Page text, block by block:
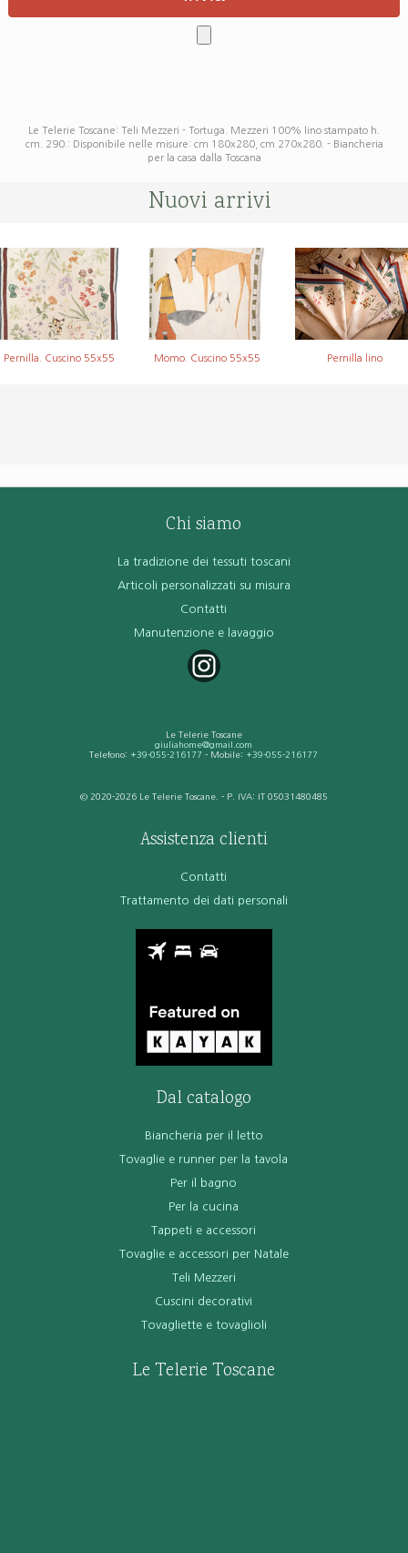
Le Telerie Toscane: Teli Mezzeri - Tortuga. Mezzeri 100% lino stampato h.
cm. 290.: Disponibile nelle misure: cm 180x280, cm 270x280. - Biancheria
per la casa dalla Toscana
Nuovi arrivi
Pernilla. Cuscino 55x55 Momo. Cuscino 55x55 Pernilla lino
Chi siamo
La tradizione dei tessuti toscani
Articoli personalizzati su misura
Contatti
Manutenzione e lavaggio
Le Telerie Toscane
giuliahome@gmail.com
Telefono: +39-055-216177 - Mobile: +39-055-216177
© 2020-2026 Le Telerie Toscane. - P. IVA: IT 05031480485
Assistenza clienti
Contatti
Trattamento dei dati personali
Dal catalogo
Biancheria per il letto
Tovaglie e runner per la tavola
Per il bagno
Per la cucina
Tappeti e accessori
Tovaglie e accessori per Natale
Teli Mezzeri
Cuscini decorativi
Tovagliette e tovaglioli
Le Telerie Toscane